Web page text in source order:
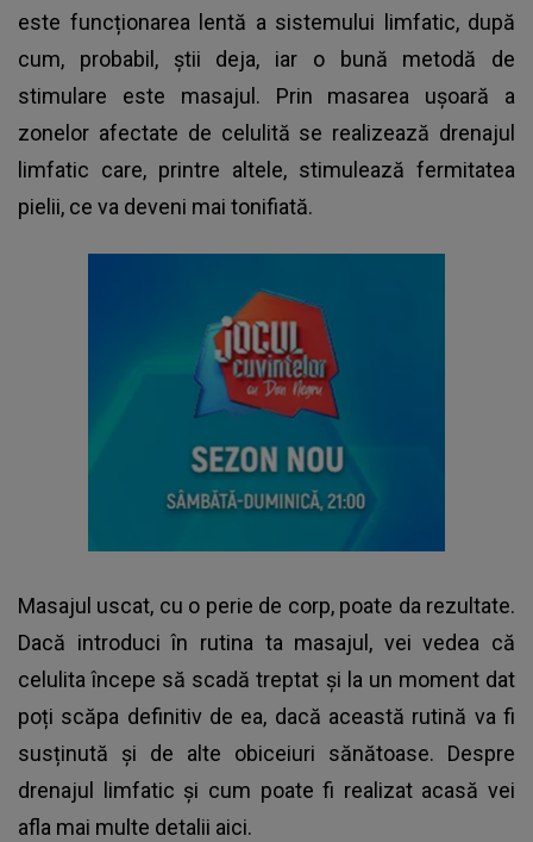
este funcționarea lentă a sistemului limfatic, după
cum, probabil, știi deja, iar o bună metodă de
stimulare este masajul. Prin masarea ușoară a
zonelor afectate de celulită se realizează drenajul
limfatic care, printre altele, stimulează fermitatea
pielii, ce va deveni mai tonifiată.
Masajul uscat, cu o perie de corp, poate da rezultate.
Dacă introduci în rutina ta masajul, vei vedea că
celulita începe să scadă treptat și la un moment dat
poți scăpa definitiv de ea, dacă această rutină va fi
susținută și de alte obiceiuri sănătoase. Despre
drenajul limfatic și cum poate fi realizat acasă vei
afla mai multe detalii aici.